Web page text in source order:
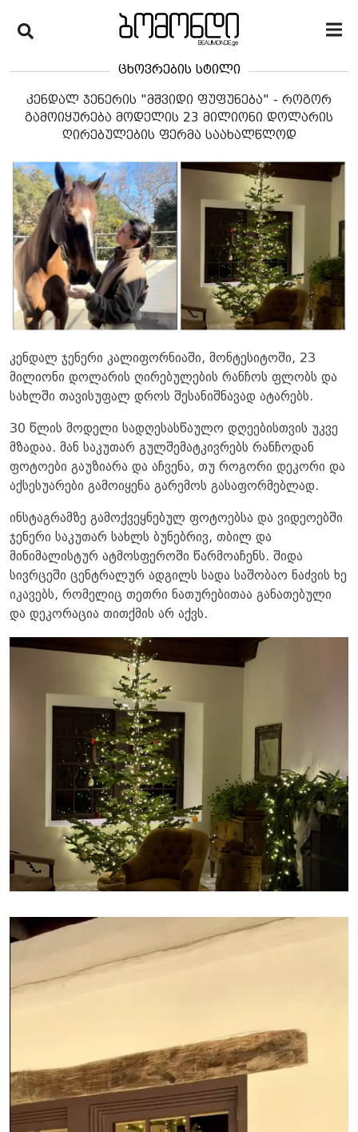
ცხოვრების სტილი
კენდალ ჯენერის "მშვიდი ფუფუნება" - როგორ
გამოიყურება მოდელის 23 მილიონი დოლარის
ღირებულების ფერმა საახალწლოდ
კენდალ ჯენერი კალიფორნიაში, მონტესიტოში, 23
მილიონი დოლარის ღირებულების რანჩოს ფლობს და
სახლში თავისუფალ დროს შესანიშნავად ატარებს.
30 წლის მოდელი სადღესასწაულო დღეებისთვის უკვე
მზადაა. მან საკუთარ გულშემატკივრებს რანჩოდან
ფოტოები გაუზიარა და აჩვენა, თუ როგორი დეკორი და
აქსესუარები გამოიყენა გარემოს გასაფორმებლად.
ინსტაგრამზე გამოქვეყნებულ ფოტოებსა და ვიდეოებში
ჯენერი საკუთარ სახლს ბუნებრივ, თბილ და
მინიმალისტურ ატმოსფეროში წარმოაჩენს. შიდა
სივრცეში ცენტრალურ ადგილს სადა საშობაო ნაძვის ხე
იკავებს, რომელიც თეთრი ნათურებითაა განათებული
და დეკორაცია თითქმის არ აქვს.